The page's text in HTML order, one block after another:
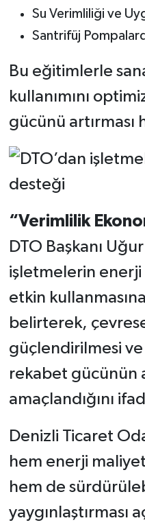
Su Verimliliği ve
Santrifüj
Bu eğitimlerle
kullanımını
gücünü artırması
“Verimlilik
DTO Başkanı
işletmelerin enerji
etkin
belirterek,
güçlendirilmesi
rekabet gücünün
amaçlandığını
Denizli Ticaret
hem enerji
hem de
yaygınlaştırması